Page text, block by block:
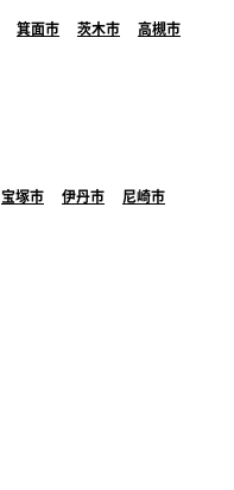
箕面市 茨木市 高槻市
宝塚市 伊丹市 尼崎市